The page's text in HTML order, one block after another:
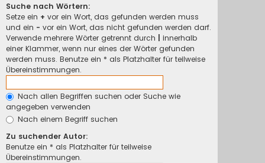
Suche nach Wörtern:
Setze ein + vor ein Wort, das gefunden werden muss
und ein - vor ein Wort, das nicht gefunden werden darf.
Verwende mehrere Wörter getrennt durch
innerhalb
einer Klammer, wenn nur eines der Wörter gefunden
werden muss. Benutze ein * als Platzhalter für teilweise
Übereinstimmungen.
Nach allen Begriffen suchen oder Suche wie
angegeben verwenden
Nach einem Begriff suchen
Zu suchender Autor:
Benutze ein * als Platzhalter für teilweise
Übereinstimmungen.